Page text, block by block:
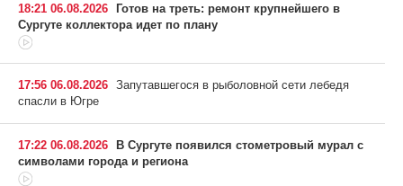
18:21 06.08.2026 Готов на треть: ремонт крупнейшего в
Сургуте коллектора идет по плану
17:56 06.08.2026 Запутавшегося в рыболовной сети лебедя
спасли в Югре
17:22 06.08.2026 В Сургуте появился стометровый мурал с
символами города и региона